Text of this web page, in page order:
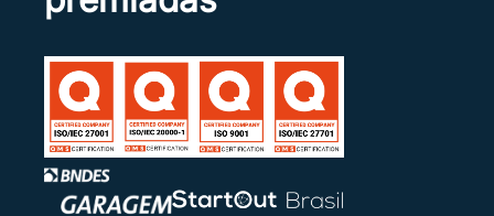
A diligência do item 0093 foi anexada ao
processo.
13/01/2026 19:06:56 | Sistema
Motivo: Anexar a documentação e proposta
readequada aos lances.